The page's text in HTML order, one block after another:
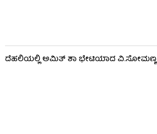
ದೆಹಲಿಯಲ್ಲಿ ಅಮಿತ್ ಶಾ ಭೇಟಿಯಾದ ವಿ.ಸೋಮಣ್ಣ